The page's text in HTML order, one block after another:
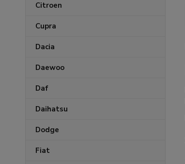
Citroen
Cupra
Dacia
Daewoo
Daf
Daihatsu
Dodge
Fiat